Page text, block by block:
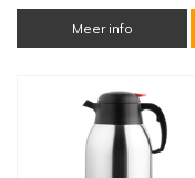
Meer info